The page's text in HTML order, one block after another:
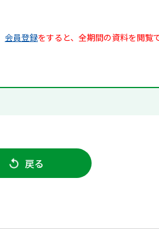
会員登録をすると、全期間の資料を閲覧
戻る